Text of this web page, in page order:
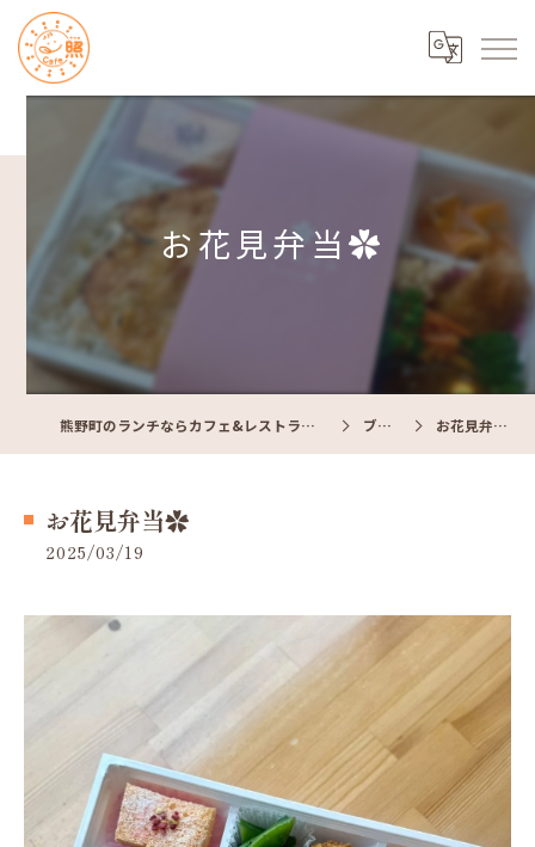
お花見弁当✿
熊野町のランチならカフェ&レストラン Cafe照 ブログ お花見弁当✿
お花見弁当✿
2025/03/19